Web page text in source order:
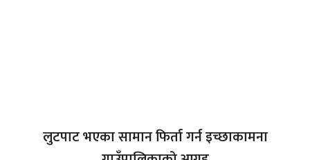
लुटपाट भएका सामान फिर्ता गर्न इच्छाकामना